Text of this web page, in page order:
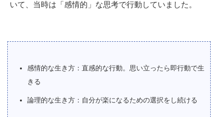
いて、当時は「感情的」な思考で行動していました。
感情的な生き方：直感的な行動。思い立ったら即行動で生
きる
論理的な生き方：自分が楽になるための選択をし続ける